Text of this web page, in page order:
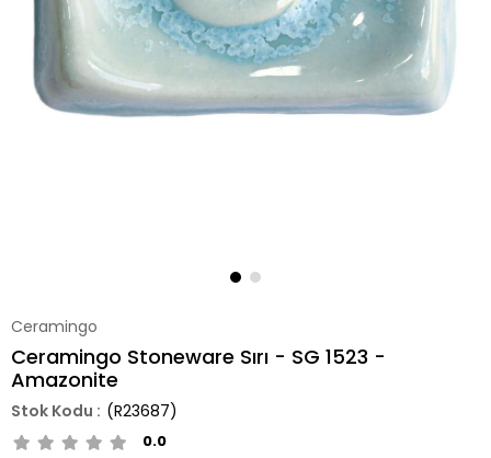
Ceramingo
Ceramingo Stoneware Sırı - SG 1523 -
Amazonite
(R23687)
0.0